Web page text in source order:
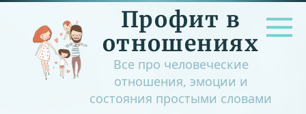
Перейти
контенту
Профит в
отношениях
Все про человеческие
отношения, эмоции и
состояния простыми словами